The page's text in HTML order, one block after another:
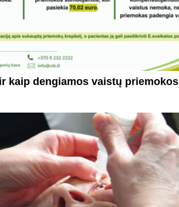
kaip dengiamos vaistų priemokos